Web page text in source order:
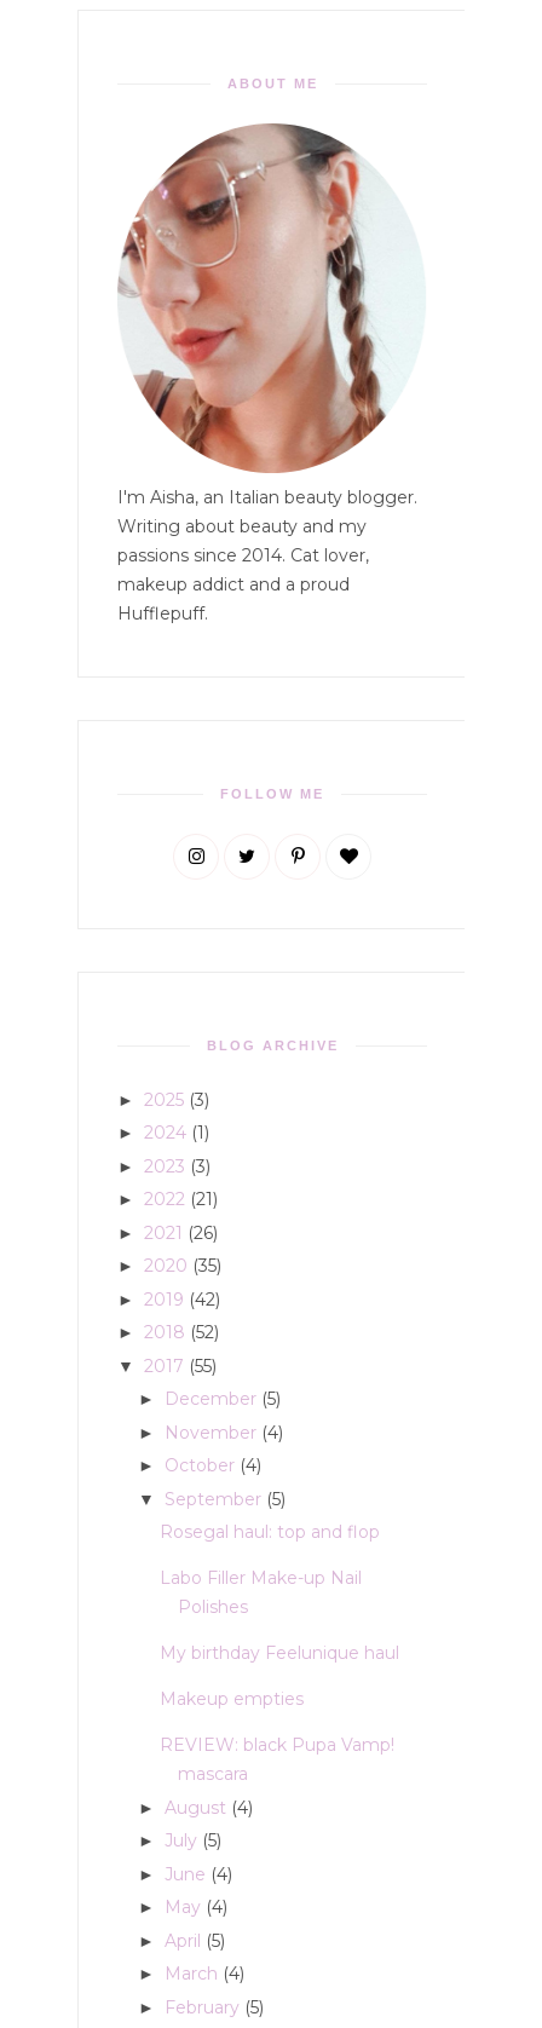
ABOUT ME
I'm Aisha, an Italian beauty blogger.
Writing about beauty and my
passions since 2014. Cat lover,
makeup addict and a proud
Hufflepuff.
FOLLOW ME
BLOG ARCHIVE
► 2025 (3)
► 2024 (1)
► 2023 (3)
► 2022 (21)
► 2021 (26)
► 2020 (35)
► 2019 (42)
► 2018 (52)
▼ 2017 (55)
► December (5)
► November (4)
► October (4)
▼ September (5)
Rosegal haul: top and flop
Labo Filler Make-up Nail
Polishes
My birthday Feelunique haul
Makeup empties
REVIEW: black Pupa Vamp!
mascara
► August (4)
► July (5)
► June (4)
► May (4)
► April (5)
► March (4)
► February (5)